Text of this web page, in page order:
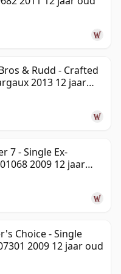
& Rudd - Crafted
2013 12 jaar
7 - Single Ex-
2009 12 jaar
Choice - Single
2009 12 jaar oud